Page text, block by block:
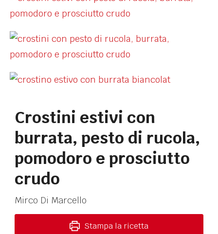
Crostini estivi con
burrata, pesto di rucola,
pomodoro e prosciutto
crudo
Mirco Di Marcello
Stampa la ricetta